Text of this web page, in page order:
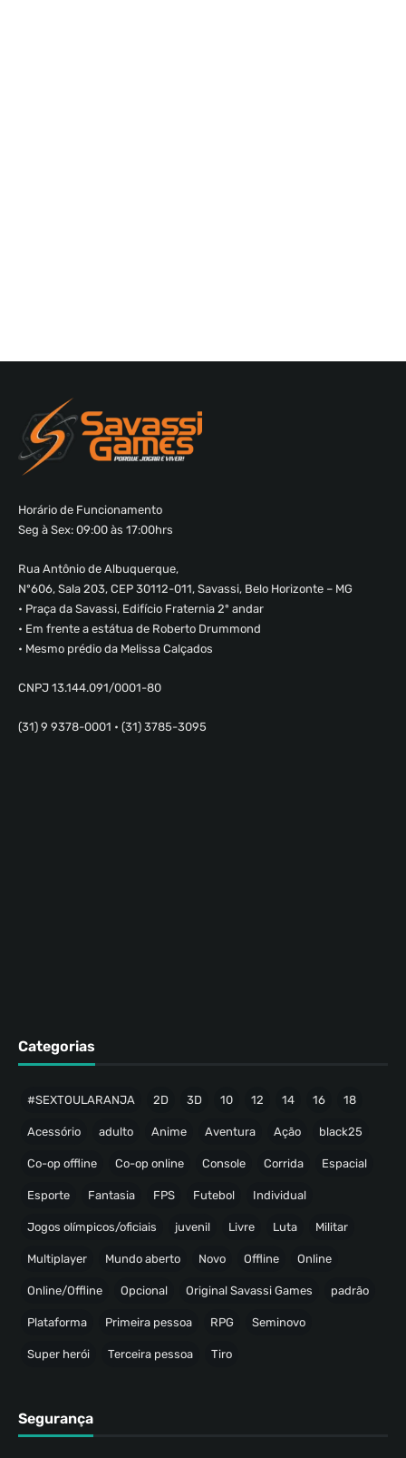
Horário de Funcionamento
Seg à Sex: 09:00 às 17:00hrs
Rua Antônio de Albuquerque,
Nº606, Sala 203, CEP 30112-011, Savassi, Belo Horizonte – MG
• Praça da Savassi, Edifício Fraternia 2º andar
• Em frente a estátua de Roberto Drummond
• Mesmo prédio da Melissa Calçados
CNPJ 13.144.091/0001-80
(31) 9 9378-0001 • (31) 3785-3095
Categorias
#SEXTOULARANJA 2D 3D 10 12 14 16 18
Acessório adulto Anime Aventura Ação black25
Co-op offline Co-op online Console Corrida Espacial
Esporte Fantasia FPS Futebol Individual
Jogos olímpicos/oficiais juvenil Livre Luta Militar
Multiplayer Mundo aberto Novo Offline Online
Online/Offline Opcional Original Savassi Games padrão
Plataforma Primeira pessoa RPG Seminovo
Super herói Terceira pessoa Tiro
Segurança